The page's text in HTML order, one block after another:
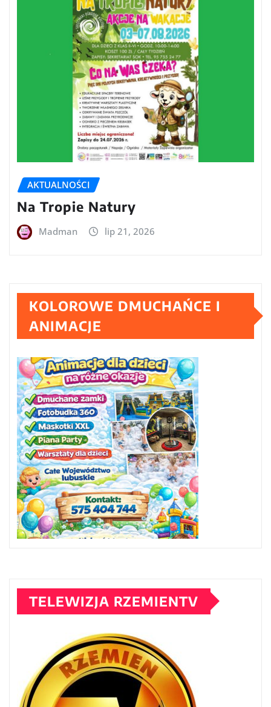
AKTUALNOŚCI
Na Tropie Natury
Madman lip 21, 2026
KOLOROWE DMUCHAŃCE I
ANIMACJE
TELEWIZJA RZEMIENTV